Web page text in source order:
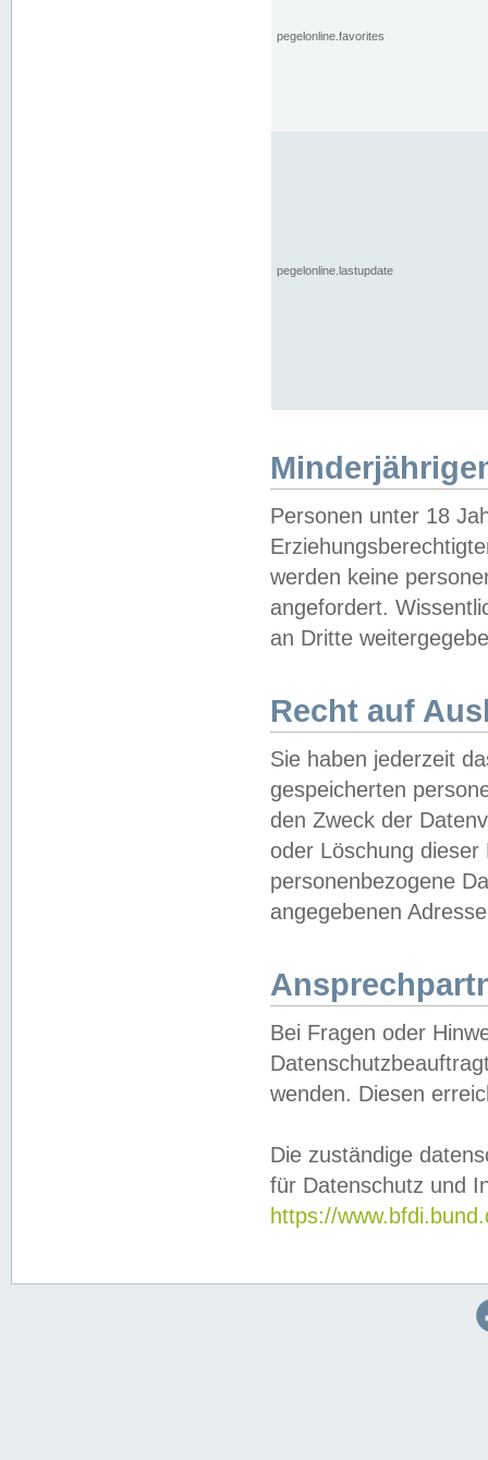
pegelonline.favorites
pegelonline.lastupdate
Personen unter 18
werden keine
angefordert.
an Dritte
Recht auf
Sie haben jederzeit
gespeicherten
den Zweck der
oder Löschung
personenbezogene
angegebenen
Bei Fragen oder
wenden. Diesen
Die zuständige
für Datenschutz und
https://